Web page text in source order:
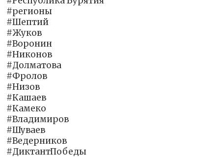
#регионы
#Шептий
#Жуков
#Воронин
#Никонов
#Долматова
#Фролов
#Низов
#Кашаев
#Камеко
#Владимиров
#Шуваев
#Ведерников
#ДиктантПобеды